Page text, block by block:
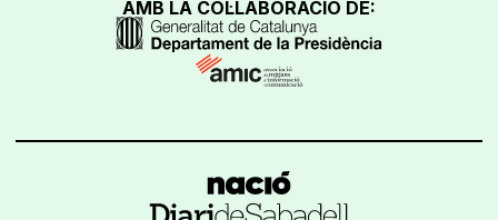
AMB LA COL·LABORACIÓ DE: